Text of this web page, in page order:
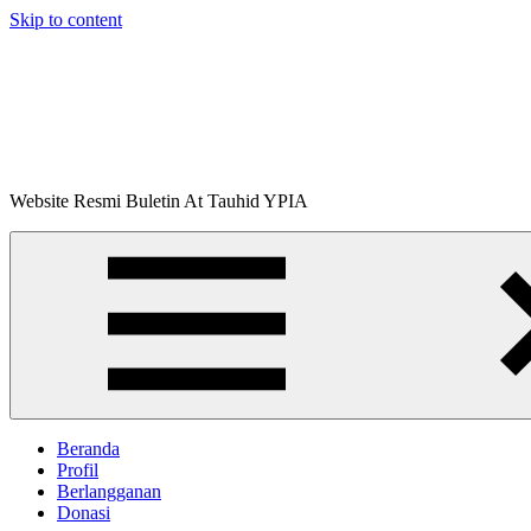
Skip to content
Buletin
Website Resmi Buletin At Tauhid YPIA
Beranda
Profil
Berlangganan
Donasi